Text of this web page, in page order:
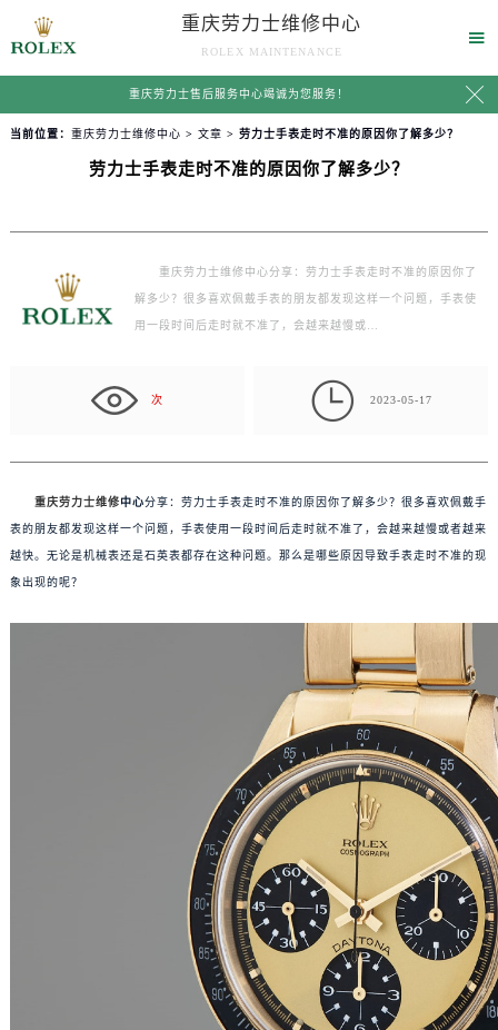
重庆劳力士维修中心
ROLEX MAINTENANCE

重庆劳力士售后服务中心竭诚为您服务！ 
当前位置： 重庆劳力士维修中心 > 文章 > 劳力士手表走时不准的原因你了解多少？
劳力士手表走时不准的原因你了解多少？
重庆劳力士维修中心分享：劳力士手表走时不准的原因你了
解多少？很多喜欢佩戴手表的朋友都发现这样一个问题，手表使
用一段时间后走时就不准了，会越来越慢或…
次  2023-05-17
重庆劳力士维修中心分享：劳力士手表走时不准的原因你了解多少？很多喜欢佩戴手
表的朋友都发现这样一个问题，手表使用一段时间后走时就不准了，会越来越慢或者越来
越快。无论是机械表还是石英表都存在这种问题。那么是哪些原因导致手表走时不准的现
象出现的呢？